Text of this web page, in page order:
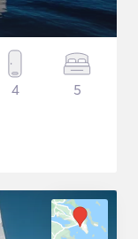
4 5